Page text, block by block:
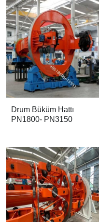
Drum Büküm Hattı
PN1800- PN3150